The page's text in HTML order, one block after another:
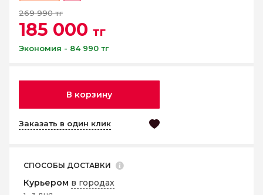
269 990 тг
185 000 тг
Экономия - 84 990 тг
В корзину
Заказать в один клик
СПОСОБЫ ДОСТАВКИ
Курьером в городах